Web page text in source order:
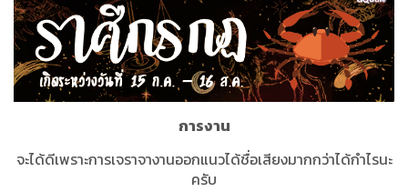
การงาน
จะได้ดีเพราะการเจราจางานออกแนวได้ชื่อเสียงมากกว่าได้กำไรนะ
ครับ